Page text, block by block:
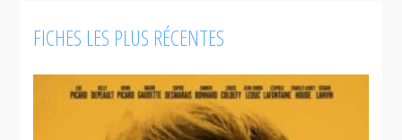
FICHES LES PLUS RÉCENTES